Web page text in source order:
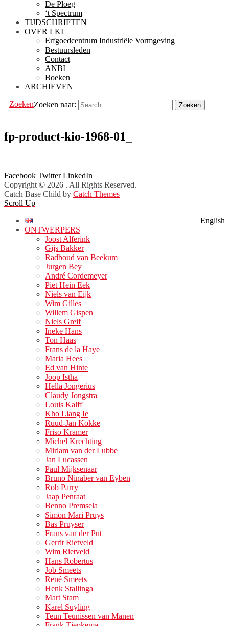
De Ploeg
‘t Spectrum
TIJDSCHRIFTEN
OVER LKI
Erfgoedcentrum Industriële Vormgeving
Bestuursleden
Contact
ANBI
Boeken
ARCHIEVEN
ZoekenZoeken naar:
fp-product-kio-1968-01_
Facebook Twitter LinkedIn
Copyright © 2026 . All Rights Reserved.
Catch Base Child by Catch Themes
Scroll Up
English
ONTWERPERS
Joost Alferink
Gijs Bakker
Radboud van Beekum
Jurgen Bey
André Cordemeyer
Piet Hein Eek
Niels van Eijk
Wim Gilles
Willem Gispen
Niels Greif
Ineke Hans
Ton Haas
Frans de la Haye
Maria Hees
Ed van Hinte
Joop Istha
Hella Jongerius
Claudy Jongstra
Louis Kalff
Kho Liang Ie
Ruud-Jan Kokke
Friso Kramer
Michel Krechting
Miriam van der Lubbe
Jan Lucassen
Paul Mijksenaar
Bruno Ninaber van Eyben
Rob Parry
Jaap Penraat
Benno Premsela
Simon Mari Pruys
Bas Pruyser
Frans van der Put
Gerrit Rietveld
Wim Rietveld
Hans Robertus
Job Smeets
René Smeets
Henk Stallinga
Mart Stam
Karel Suyling
Teun Teunissen van Manen